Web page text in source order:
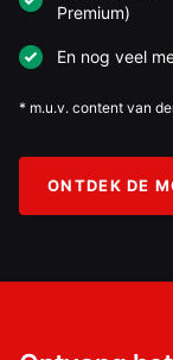
Premium)
En nog veel
* m.u.v. content van
ONTDEK DE